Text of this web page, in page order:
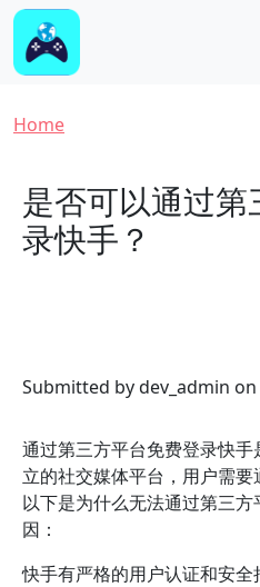
Skip to main content
Breadcrumb
Home
是否可以通过
录快手？
Submitted bydev_admin on
通过第三方平台免费登录快
立的社交媒体平台，用户需要
以下是为什么无法通过第三
因：
快手有严格的用户认证和安